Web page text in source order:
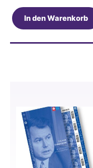
In den Warenkorb